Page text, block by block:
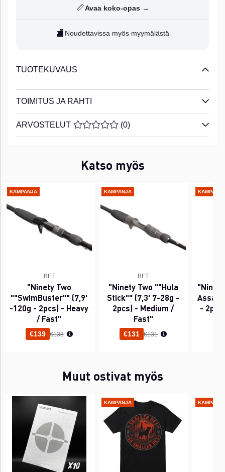
📏Avaa koko-opas →
🏬 Noudettavissa myös myymälästä
TUOTEKUVAUS
TOIMITUS JA RAHTI
ARVOSTELUT KESKIARVOLUOKITUS 0 / 5
(0)
Katso myös
KAMPANJA
BFT
"Ninety Two
""SwimBuster"" (7,9'
-120g - 2pcs) - Heavy
/ Fast"
€139 Normaali hinta
€138
KAMPANJA
BFT
"Ninety Two ""Hula
Stick"" (7,3' 7-28g -
2pcs) - Medium /
Fast"
€131 Normaali hinta
€131
-
Muut ostivat myös
KAMPANJA